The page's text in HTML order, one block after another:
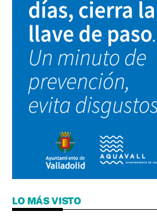
LO MÁS VISTO